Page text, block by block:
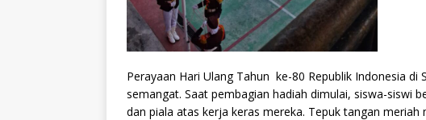
Perayaan Hari Ulang Tahun ke-80 Republik Indonesia
semangat. Saat pembagian hadiah dimulai, siswa-siswi
dan piala atas kerja keras mereka. Tepuk tangan